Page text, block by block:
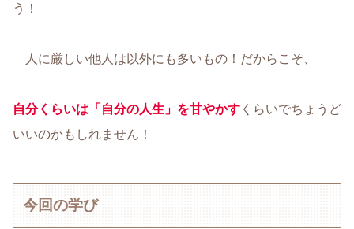
う！
人に厳しい他人は以外にも多いもの！だからこそ、
自分くらいは「自分の人生」を甘やかす くらいでちょうど
いいのかもしれません！
今回の学び